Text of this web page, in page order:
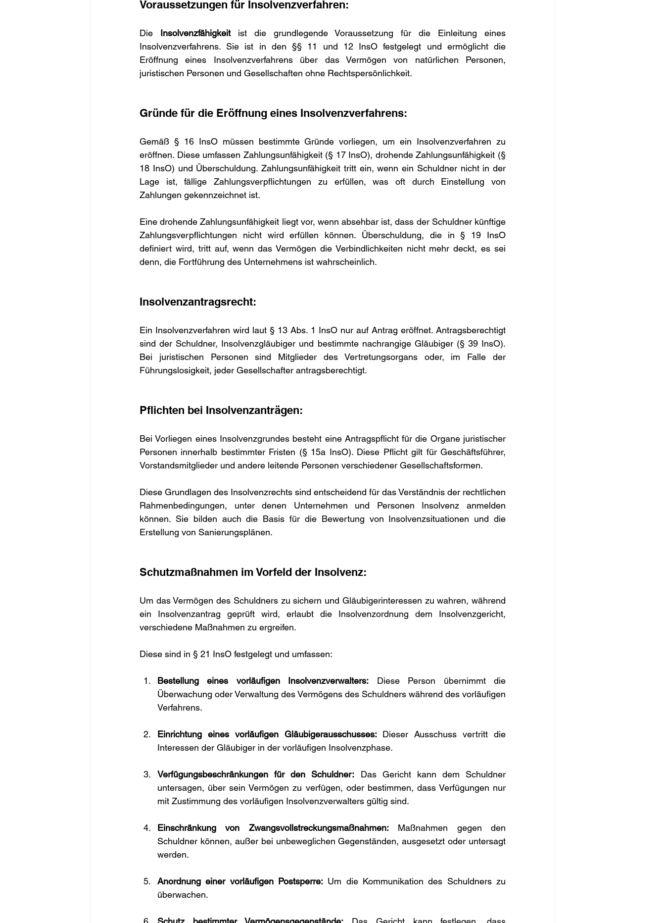
Voraussetzungen für Insolvenzverfahren:
Die Insolvenzfähigkeit ist die grundlegende Voraussetzung für die Einleitung eines
Insolvenzverfahrens. Sie ist in den §§ 11 und 12 InsO festgelegt und ermöglicht die
Eröffnung eines Insolvenzverfahrens über das Vermögen von natürlichen Personen,
juristischen Personen und Gesellschaften ohne Rechtspersönlichkeit.
Gründe für die Eröffnung eines Insolvenzverfahrens:
Gemäß § 16 InsO müssen bestimmte Gründe vorliegen, um ein Insolvenzverfahren zu
eröffnen. Diese umfassen Zahlungsunfähigkeit (§ 17 InsO), drohende Zahlungsunfähigkeit (§
18 InsO) und Überschuldung. Zahlungsunfähigkeit tritt ein, wenn ein Schuldner nicht in der
Lage ist, fällige Zahlungsverpflichtungen zu erfüllen, was oft durch Einstellung von
Zahlungen gekennzeichnet ist.
Eine drohende Zahlungsunfähigkeit liegt vor, wenn absehbar ist, dass der Schuldner künftige
Zahlungsverpflichtungen nicht wird erfüllen können. Überschuldung, die in § 19 InsO
definiert wird, tritt auf, wenn das Vermögen die Verbindlichkeiten nicht mehr deckt, es sei
denn, die Fortführung des Unternehmens ist wahrscheinlich.
Insolvenzantragsrecht:
Ein Insolvenzverfahren wird laut § 13 Abs. 1 InsO nur auf Antrag eröffnet. Antragsberechtigt
sind der Schuldner, Insolvenzgläubiger und bestimmte nachrangige Gläubiger (§ 39 InsO).
Bei juristischen Personen sind Mitglieder des Vertretungsorgans oder, im Falle der
Führungslosigkeit, jeder Gesellschafter antragsberechtigt.
Pflichten bei Insolvenzanträgen:
Bei Vorliegen eines Insolvenzgrundes besteht eine Antragspflicht für die Organe juristischer
Personen innerhalb bestimmter Fristen (§ 15a InsO). Diese Pflicht gilt für Geschäftsführer,
Vorstandsmitglieder und andere leitende Personen verschiedener Gesellschaftsformen.
Diese Grundlagen des Insolvenzrechts sind entscheidend für das Verständnis der rechtlichen
Rahmenbedingungen, unter denen Unternehmen und Personen Insolvenz anmelden
können. Sie bilden auch die Basis für die Bewertung von Insolvenzsituationen und die
Erstellung von Sanierungsplänen.
Schutzmaßnahmen im Vorfeld der Insolvenz:
Um das Vermögen des Schuldners zu sichern und Gläubigerinteressen zu wahren, während
ein Insolvenzantrag geprüft wird, erlaubt die Insolvenzordnung dem Insolvenzgericht,
verschiedene Maßnahmen zu ergreifen.
Diese sind in § 21 InsO festgelegt und umfassen:
Bestellung eines vorläufigen Insolvenzverwalters: Diese Person übernimmt die
Überwachung oder Verwaltung des Vermögens des Schuldners während des vorläufigen
Verfahrens.
Einrichtung eines vorläufigen Gläubigerausschusses: Dieser Ausschuss vertritt die
Interessen der Gläubiger in der vorläufigen Insolvenzphase.
Verfügungsbeschränkungen für den Schuldner: Das Gericht kann dem Schuldner
untersagen, über sein Vermögen zu verfügen, oder bestimmen, dass Verfügungen nur
mit Zustimmung des vorläufigen Insolvenzverwalters gültig sind.
Einschränkung von Zwangsvollstreckungsmaßnahmen: Maßnahmen gegen den
Schuldner können, außer bei unbeweglichen Gegenständen, ausgesetzt oder untersagt
werden.
Anordnung einer vorläufigen Postsperre: Um die Kommunikation des Schuldners zu
überwachen.